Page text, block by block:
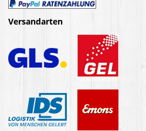
Versandarten